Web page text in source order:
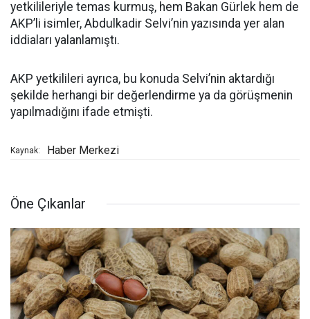
yetkilileriyle temas kurmuş, hem Bakan Gürlek hem de
AKP’li isimler, Abdulkadir Selvi’nin yazısında yer alan
iddiaları yalanlamıştı.
AKP yetkilileri ayrıca, bu konuda Selvi’nin aktardığı
şekilde herhangi bir değerlendirme ya da görüşmenin
yapılmadığını ifade etmişti.
Kaynak: Haber Merkezi
Öne Çıkanlar